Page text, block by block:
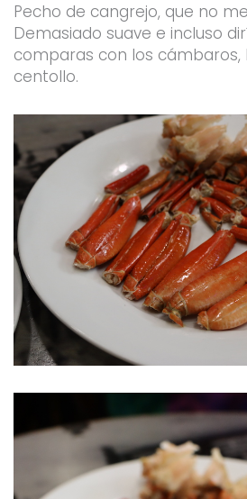
Pecho de cangrejo, que no
Demasiado suave e incluso
comparas con los cámbaros,
centollo.